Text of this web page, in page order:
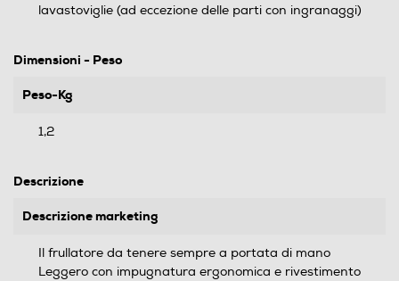
lavastoviglie (ad eccezione delle parti con ingranaggi)
Dimensioni - Peso
Peso-Kg
1,2
Descrizione
Descrizione marketing
Il frullatore da tenere sempre a portata di mano
Leggero con impugnatura ergonomica e rivestimento